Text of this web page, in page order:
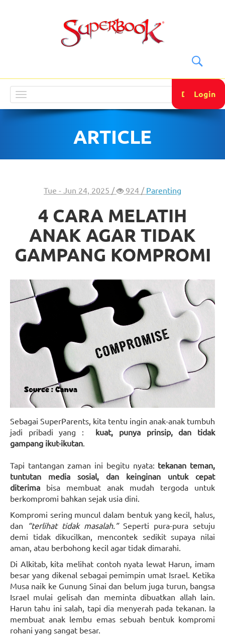
navigation
DONATE
Login
ARTICLE
Tue - Jun 24, 2025 / 924 / Parenting
4 CARA MELATIH
ANAK AGAR TIDAK
GAMPANG KOMPROMI
Sebagai SuperParents, kita tentu ingin anak-anak tumbuh
jadi pribadi yang : kuat, punya prinsip, dan tidak
gampang ikut-ikutan.
Tapi tantangan zaman ini begitu nyata: tekanan teman,
tuntutan media sosial, dan keinginan untuk cepat
diterima bisa membuat anak mudah tergoda untuk
berkompromi bahkan sejak usia dini.
Kompromi sering muncul dalam bentuk yang kecil, halus,
dan
“terlihat tidak masalah.”Seperti pura-pura setuju
demi tidak dikucilkan, mencontek sedikit supaya nilai
aman, atau berbohong kecil agar tidak dimarahi.
Di Alkitab, kita melihat contoh nyata lewat Harun, imam
besar yang dikenal sebagai pemimpin umat Israel. Ketika
Musa naik ke Gunung Sinai dan belum juga turun, bangsa
Israel mulai gelisah dan meminta dibuatkan allah lain.
Harun tahu ini salah, tapi dia menyerah pada tekanan. Ia
membuat anak lembu emas sebuah bentuk kompromi
rohani yang sangat besar.